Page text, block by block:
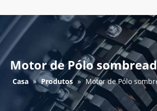
Motor de Pólo
Casa » Produtos » Motor de Pólo